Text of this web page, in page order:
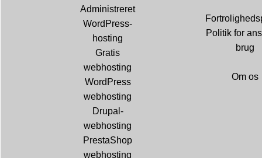
Administreret
WordPress-
hosting
Gratis
webhosting
WordPress
webhosting
Drupal-
webhosting
PrestaShop
webhosting
Politik for
brug
Om os